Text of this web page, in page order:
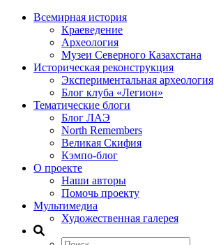
Всемирная история
Краеведение
Археология
Музеи Северного Казахстана
Историческая реконструкция
Экспериментальная археология
Блог клуба «Легион»
Тематические блоги
Блог ЛАЭ
North Remembers
Великая Скифия
Кэмпо-блог
О проекте
Наши авторы
Помочь проекту
Мультимедиа
Художественная галерея